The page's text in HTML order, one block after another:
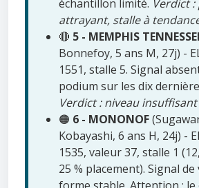
échantillon limité. Verdict
attrayant, stalle à
🔴 5 - MEMPHIS
Bonnefoy, 5 ans M, 27j) -
1551, stalle 5. Signal
podium sur les dix
Verdict : niveau
🟠 6 - MONONOF
Kobayashi, 6 ans H, 24j) -
1535, valeur 37, stalle 1
25 % placement). Signal